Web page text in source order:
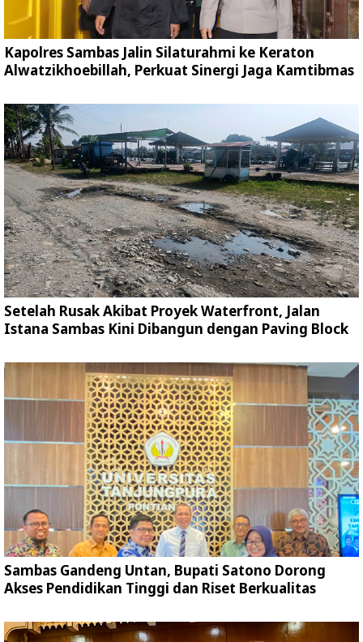
Kapolres Sambas Jalin Silaturahmi ke Keraton
Alwatzikhoebillah, Perkuat Sinergi Jaga Kamtibmas
Setelah Rusak Akibat Proyek Waterfront, Jalan
Istana Sambas Kini Dibangun dengan Paving Block
Sambas Gandeng Untan, Bupati Satono Dorong
Akses Pendidikan Tinggi dan Riset Berkualitas